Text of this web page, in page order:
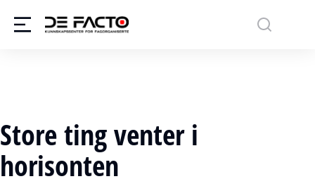
Store ting venter i
horisonten